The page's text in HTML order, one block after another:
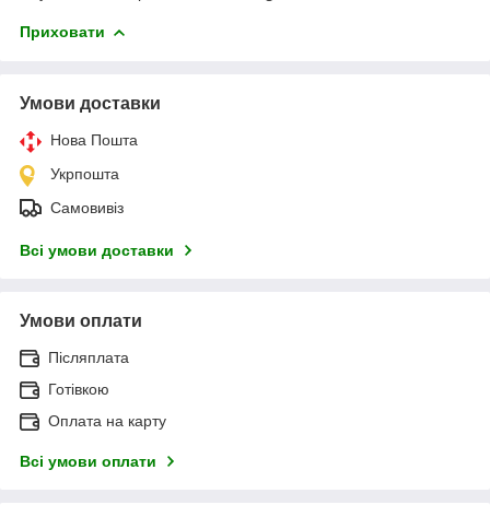
Приховати
Умови доставки
Нова Пошта
Укрпошта
Самовивіз
Всі умови доставки
Умови оплати
Післяплата
Готівкою
Оплата на карту
Всі умови оплати